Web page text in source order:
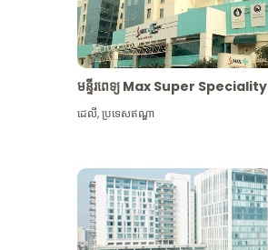
មន្ទីរពេទ្យ Max Super Speciality
ដេលី,ប្រទេសឥណ្ឌា